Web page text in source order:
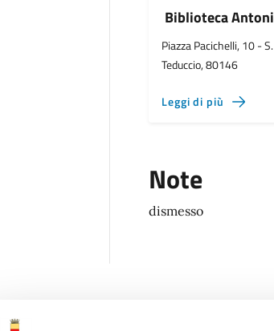
Biblioteca
Piazza Pacichelli, 10 -
Teduccio, 80146
Leggi di più
Note
dismesso